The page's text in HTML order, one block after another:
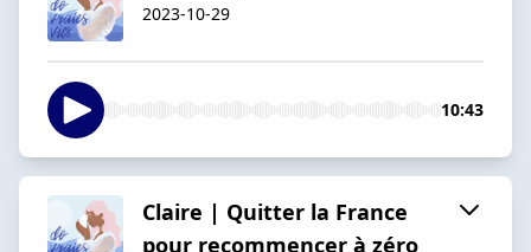
2023-10-29
10:43
Claire | Quitter la France
pour recommencer à zéro